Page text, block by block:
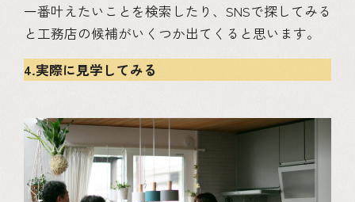
一番叶えたいことを検索したり、SNSで探してみる
と工務店の候補がいくつか出てくると思います。
4.実際に見学してみる